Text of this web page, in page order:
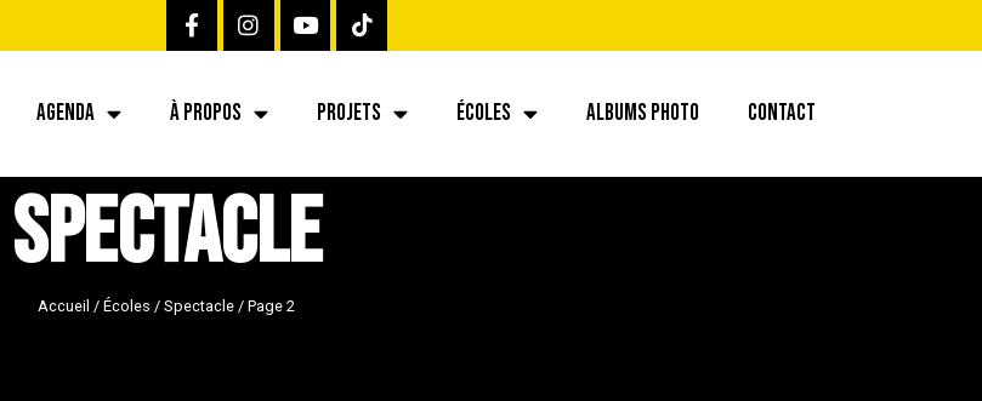
AGENDA À PROPOS PROJETS ÉCOLES ALBUMS PHOTO CONTACT
Spectacle
Accueil / Écoles / Spectacle / Page 2